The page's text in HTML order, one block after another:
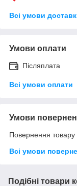
Всі умови
Умови оплати
Післяплата
Всі умови оплати
Умови
Повернення товару
Всі умови
Подібні товари